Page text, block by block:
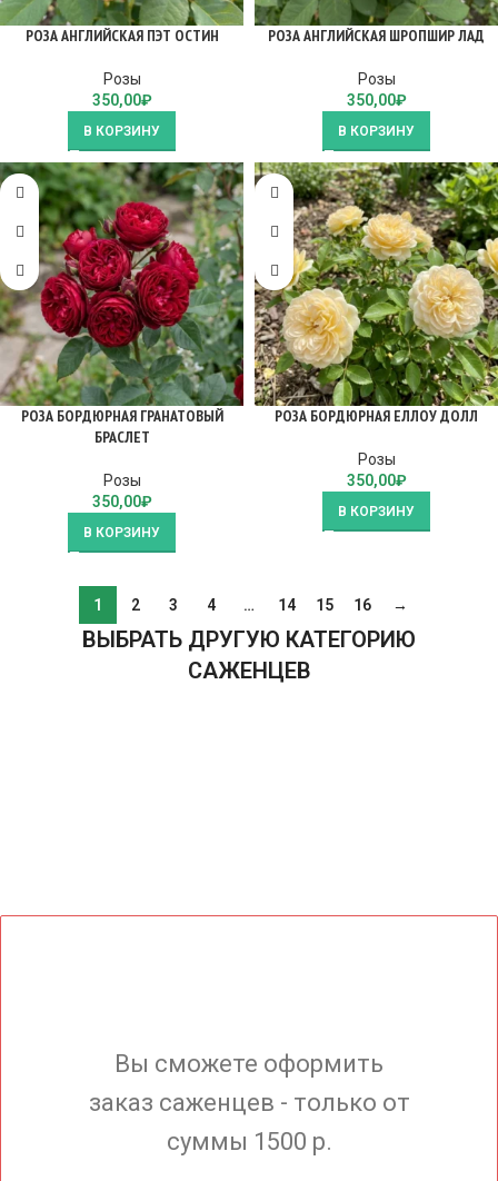
РОЗА АНГЛИЙСКАЯ ПЭТ ОСТИН
Розы
350,00₽
В КОРЗИНУ
РОЗА АНГЛИЙСКАЯ ШРОПШИР ЛАД
Розы
350,00₽
В КОРЗИНУ
РОЗА БОРДЮРНАЯ ГРАНАТОВЫЙ
БРАСЛЕТ
Розы
350,00₽
В КОРЗИНУ
РОЗА БОРДЮРНАЯ ЕЛЛОУ ДОЛЛ
Розы
350,00₽
В КОРЗИНУ
1 2 3 4 … 14 15 16 →
ВЫБРАТЬ ДРУГУЮ КАТЕГОРИЮ
САЖЕНЦЕВ
Вы сможете оформить
заказ саженцев - только от
суммы 1500 р.